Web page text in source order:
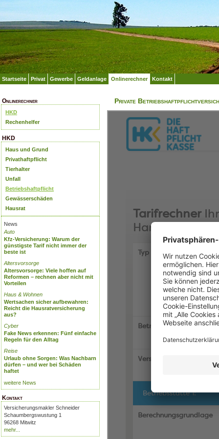
Startseite Privat Gewerbe Geldanlage Onlinerechner Kontakt
Onlinerechner
HKD
Rechenhelfer
HKD
Haus und Grund
Privathaftpflicht
Tierhalter
Unfall
Betriebshaftpflicht
Gewässerschäden
Hausrat
News
Auto
Kfz-Versicherung: Warum der
günstigste Tarif nicht immer der
beste ist
Altersvorsorge
Altersvorsorge: Viele hoffen auf
Reformen – rechnen aber nicht mit
Vorteilen
Haus & Wohnen
Wertsachen sicher aufbewahren:
Reicht die Hausratversicherung
aus?
Cyber
Fake News erkennen: Fünf einfache
Regeln für den Alltag
Reise
Urlaub ohne Sorgen: Was Nachbarn
dürfen – und wer bei Schäden
haftet
weitere News
Kontakt
Versicherungsmakler Schneider
Schaumbergswustung 1
96268 Mitwitz
mehr...
Private